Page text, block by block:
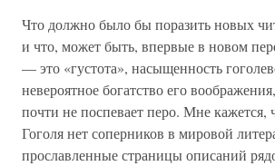
Что должно было бы поразить новых
и что, может быть, впервые в новом
— это «густота», насыщенность
невероятное богатство его
почти не поспевает перо. Мне кажется,
Гоголя нет соперников в мировой
прославленные страницы описаний